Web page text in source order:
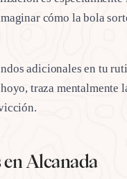
cómo la bola
adicionales en tu
traza mentalmente
en Alcanada